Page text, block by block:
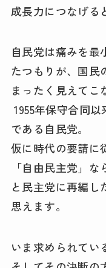
成長力につなげる
自民党は痛みを最
たつもりが、国民
まったく見えてこ
1955年保守合同
である自民党。
仮に時代の要請に
「自由民主党」
と民主党に再編し
思えます。
いま求められてい